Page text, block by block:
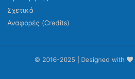
Σχετικά
Αναφορές (Credits)
© 2016-2025 | Designed with